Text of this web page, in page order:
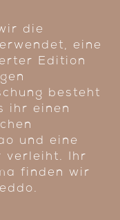
die
eine
Edition
besteht
ihr einen
und eine
verleiht. Ihr
finden wir